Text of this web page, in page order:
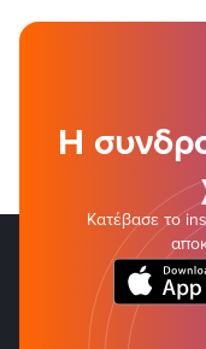
Η
Κατέβασε το